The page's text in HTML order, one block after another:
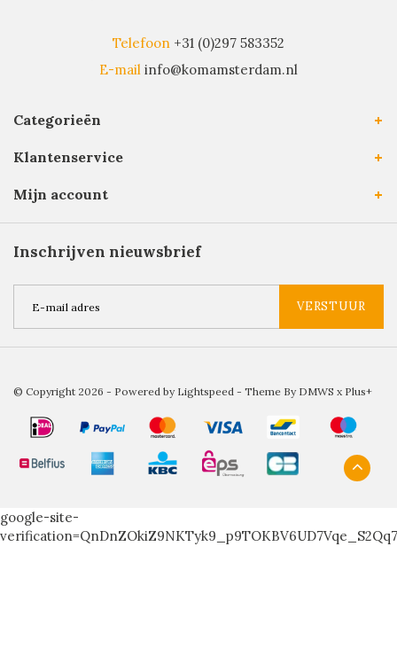
Telefoon +31 (0)297 583352
E-mail info@komamsterdam.nl
Categorieën
Klantenservice
Mijn account
Inschrijven nieuwsbrief
VERSTUUR
© Copyright 2026 - Powered by Lightspeed - Theme By DMWS x Plus+
google-site-